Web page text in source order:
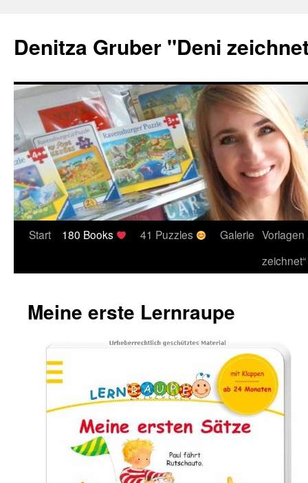
Denitza Gruber "Deni
Springe
Start 180 Books 41 Puzzles Galerie Vorlagen
zeichnet“
Meine erste Lernraupe